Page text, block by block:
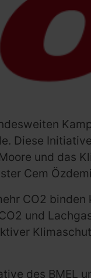
Diese
und das
Cem
CO2
und
des BMEL